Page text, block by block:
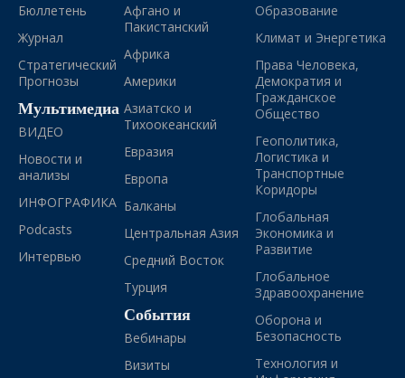
Бюллетень
Журнал
Стратегический
Прогнозы
Мультимедиа
ВИДЕО
Новости и
анализы
ИНФОГРАФИКА
Podcasts
Интервью
Афгано и
Пакистанский
Африка
Америки
Азиатско и
Тихоокеанский
Евразия
Европа
Балканы
Центральная Азия
Средний Восток
Турция
События
Вебинары
Визиты
Образование
Климат и Энергетика
Права Человека,
Демократия и
Гражданское
Общество
Геополитика,
Логистика и
Транспортные
Коридоры
Глобальная
Экономика и
Развитие
Глобальное
Здравоохранение
Оборона и
Безопасность
Технология и